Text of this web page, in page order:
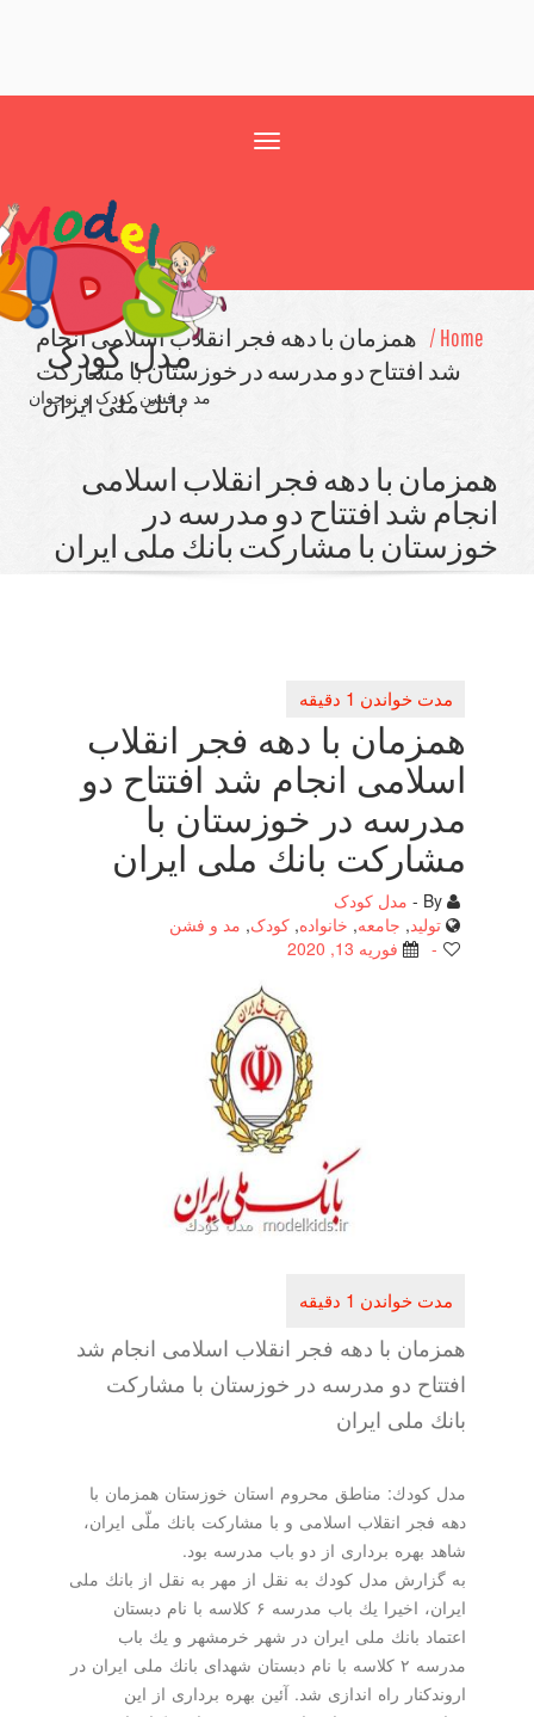
مدل کودک
مد و فشن کودک و نوجوان
همزمان با دهه فجر انقلاب اسلامی انجام
شد افتتاح دو مدرسه در خوزستان با مشاركت
بانك ملی ایران
با دهه فجر انقلاب اسلامی
شد افتتاح دو مدرسه در
با مشاركت بانك ملی ایران
همزمان با دهه فجر انقلاب
اسلامی انجام شد افتتاح دو
مدرسه در خوزستان با
مشاركت بانك ملی ایران
مدل کودک
جامعه,خانواده, کودک,مد و فشن
فوریه 13, 2020
همزمان با دهه فجر انقلاب اسلامی انجام شد
افتتاح دو مدرسه در خوزستان با مشاركت
بانك ملی ایران
مدل كودك: مناطق محروم استان خوزستان همزمان با
دهه فجر انقلاب اسلامی و با مشاركت بانك ملّی ایران،
شاهد بهره برداری از دو باب مدرسه بود.
به گزارش مدل كودك به نقل از مهر به نقل از بانك ملی
ایران، اخیرا یك باب مدرسه ۶ كلاسه با نام دبستان
اعتماد بانك ملی ایران در شهر خرمشهر و یك باب
مدرسه ۲ كلاسه با نام دبستان شهدای بانك ملی ایران در
اروندكنار راه اندازی شد. آئین بهره برداری از این